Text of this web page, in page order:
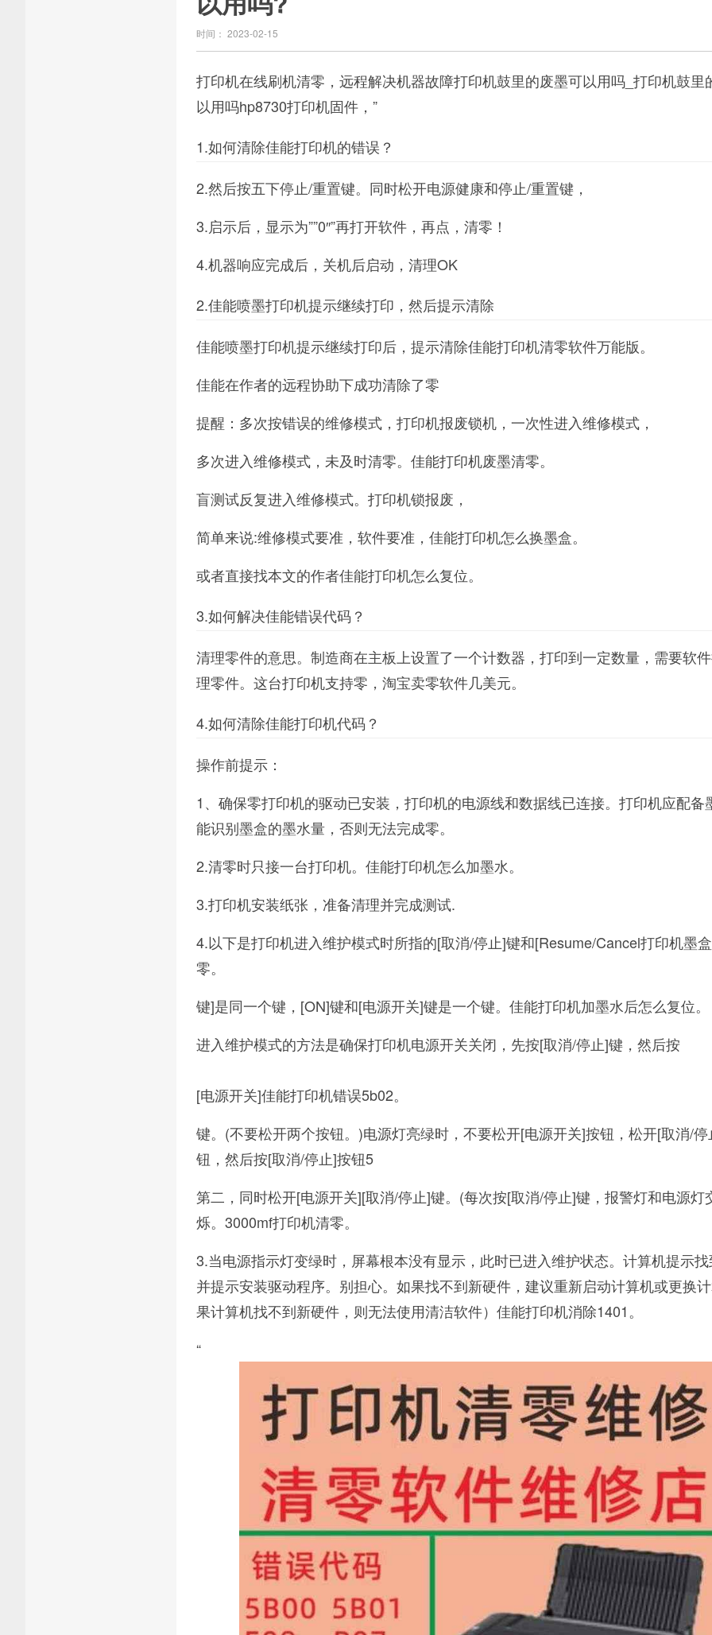
时间： 2023-02-15
打印机在线刷机清零，远程解决机器故障打印机鼓里的废墨可以用吗_打印机鼓里
以用吗hp8730打印机固件，”
1.如何清除佳能打印机的错误？
2.然后按五下停止/重置键。同时松开电源健康和停止/重置键，
3.启示后，显示为””0″”再打开软件，再点，清零！
4.机器响应完成后，关机后启动，清理OK
2.佳能喷墨打印机提示继续打印，然后提示清除
佳能喷墨打印机提示继续打印后，提示清除佳能打印机清零软件万能版。
佳能在作者的远程协助下成功清除了零
提醒：多次按错误的维修模式，打印机报废锁机，一次性进入维修模式，
多次进入维修模式，未及时清零。佳能打印机废墨清零。
盲测试反复进入维修模式。打印机锁报废，
简单来说:维修模式要准，软件要准，佳能打印机怎么换墨盒。
或者直接找本文的作者佳能打印机怎么复位。
3.如何解决佳能错误代码？
清理零件的意思。制造商在主板上设置了一个计数器，打印到一定数量，需要软
理零件。这台打印机支持零，淘宝卖零软件几美元。
4.如何清除佳能打印机代码？
操作前提示：
1、确保零打印机的驱动已安装，打印机的电源线和数据线已连接。打印机应配备
能识别墨盒的墨水量，否则无法完成零。
2.清零时只接一台打印机。佳能打印机怎么加墨水。
3.打印机安装纸张，准备清理并完成测试.
4.以下是打印机进入维护模式时所指的[取消/停止]键和[Resume/Cancel打印机墨
零。
键]是同一个键，[ON]键和[电源开关]键是一个键。佳能打印机加墨水后怎么复位。
进入维护模式的方法是确保打印机电源开关关闭，先按[取消/停止]键，然后按
[电源开关]佳能打印机错误5b02。
键。(不要松开两个按钮。)电源灯亮绿时，不要松开[电源开关]按钮，松开[取消/
钮，然后按[取消/停止]按钮5
第二，同时松开[电源开关][取消/停止]键。(每次按[取消/停止]键，报警灯和电源灯
烁。3000mf打印机清零。
3.当电源指示灯变绿时，屏幕根本没有显示，此时已进入维护状态。计算机提示
并提示安装驱动程序。别担心。如果找不到新硬件，建议重新启动计算机或更换
果计算机找不到新硬件，则无法使用清洁软件）佳能打印机消除1401。
“